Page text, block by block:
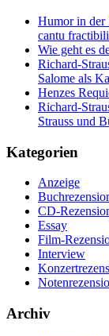
Humor in der
cantu
Wie geht es
Richard-
Salome als
Henzes
Richard-
Strauss und
Kategorien
Anzeige
CD-
Essay
Film-
Interview
Archiv